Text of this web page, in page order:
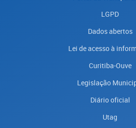
LGPD
Dados abertos
Lei de acesso à
Curitiba-Ouve
Legislação
Diário oficial
Utag